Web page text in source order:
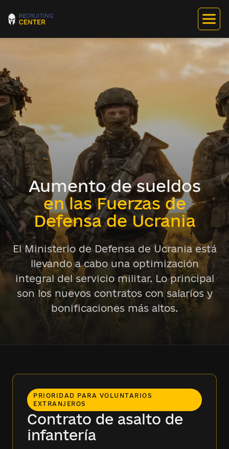
Aumento de sueldos
en las Fuerzas de
Defensa de Ucrania
El Ministerio de Defensa de Ucrania está
llevando a cabo una optimización
integral del servicio militar. Lo principal
son los nuevos contratos con salarios y
bonificaciones más altos.
PRIORIDAD PARA VOLUNTARIOS
EXTRANJEROS
Contrato de asalto de
infantería